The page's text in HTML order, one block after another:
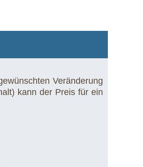
Veränderung
kann der Preis für ein